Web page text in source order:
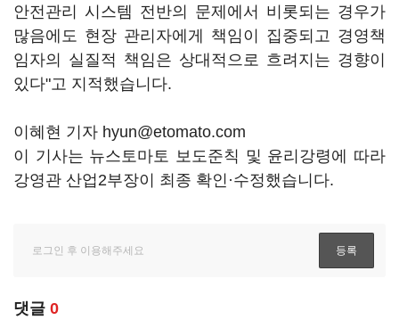
안전관리 시스템 전반의 문제에서 비롯되는 경우가
많음에도 현장 관리자에게 책임이 집중되고 경영책
임자의 실질적 책임은 상대적으로 흐려지는 경향이
있다"고 지적했습니다.
이혜현 기자 hyun@etomato.com
이 기사는 뉴스토마토 보도준칙 및 윤리강령에 따라
강영관 산업2부장이 최종 확인·수정했습니다.
댓글 0